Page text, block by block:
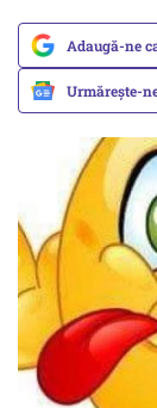
Adaugă-ne
Urmărește-